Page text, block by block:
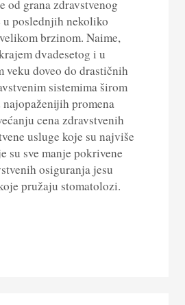
od grana zdravstvenog
u poslednjih nekoliko
brzinom. Naime,
dvadesetog i u
veku doveo do drastičnih
sistemima širom
najopaženijih promena
cena zdravstvenih
usluge koje su najviše
su sve manje pokrivene
osiguranja jesu
pružaju stomatolozi.